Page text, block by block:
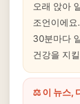
오래 앉아
조언이에
30분마다
건강을 지
⚖️ 이 뉴스,